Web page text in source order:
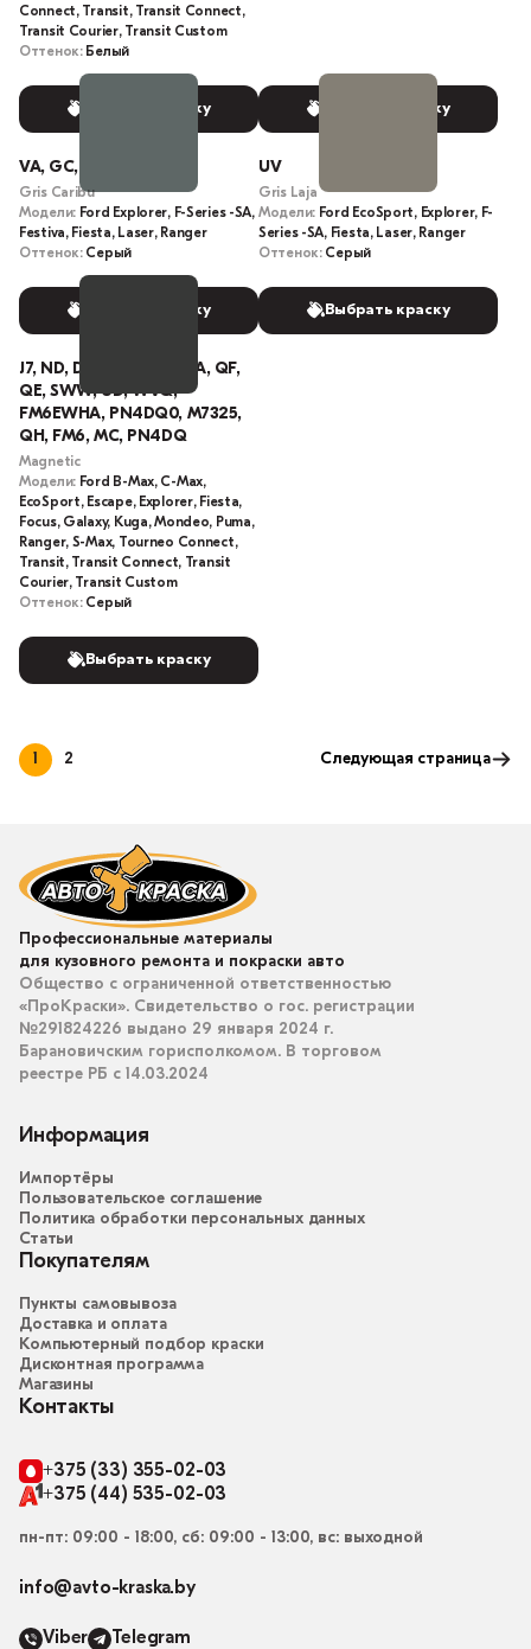
Connect, Transit, Transit Connect,
Transit Courier, Transit Custom
Оттенок: Белый
Выбрать краску Выбрать краску
VA, GC, 217066680
Gris Caribu
Модели: Ford Explorer, F-Series -SA,
Festiva, Fiesta, Laser, Ranger
Оттенок: Серый
Выбрать краску
UV
Gris Laja
Модели: Ford EcoSport, Explorer, F-
Series -SA, Fiesta, Laser, Ranger
Оттенок: Серый
Выбрать краску
J7, ND, DQ, BF, BJ, BE, BA, QF,
QE, SWW, UD, WVQ,
FM6EWHA, PN4DQ0, M7325,
QH, FM6, MC, PN4DQ
Magnetic
Модели: Ford B-Max, C-Max,
EcoSport, Escape, Explorer, Fiesta,
Focus, Galaxy, Kuga, Mondeo, Puma,
Ranger, S-Max, Tourneo Connect,
Transit, Transit Connect, Transit
Courier, Transit Custom
Оттенок: Серый
Выбрать краску
1 2 Следующая страница
Профессиональные материалы
для кузовного ремонта и покраски авто
Общество с ограниченной ответственностью
«ПроКраски». Свидетельство о гос. регистрации
№291824226 выдано 29 января 2024 г.
Барановичским горисполкомом. В торговом
реестре РБ с 14.03.2024
Информация
Импортёры
Пользовательское соглашение
Политика обработки персональных данных
Статьи
Покупателям
Пункты самовывоза
Доставка и оплата
Компьютерный подбор краски
Дисконтная программа
Магазины
Контакты
+375 (33) 355-02-03
+375 (44) 535-02-03
пн-пт: 09:00 - 18:00, сб: 09:00 - 13:00, вс: выходной
info@avto-kraska.by
Viber Telegram